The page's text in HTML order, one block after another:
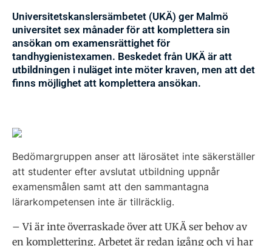
Universitetskanslersämbetet (UKÄ) ger Malmö
universitet sex månader för att komplettera sin
ansökan om examensrättighet för
tandhygienistexamen. Beskedet från UKÄ är att
utbildningen i nuläget inte möter kraven, men att det
finns möjlighet att komplettera ansökan.
Bedömargruppen anser att lärosätet inte säkerställer
att studenter efter avslutat utbildning uppnår
examensmålen samt att den sammantagna
lärarkompetensen inte är tillräcklig.
– Vi är inte överraskade över att UKÄ ser behov av
en komplettering. Arbetet är redan igång och vi har